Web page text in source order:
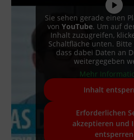
Sie sehen gerade einen
von YouTube. Um auf
Inhalt zuzugreifen,
Schaltfläche unten. Bitte
dass dabei Daten an
weitergegeben
Mehr
Inhalt
Erforderlichen
akzeptieren und
entsperren